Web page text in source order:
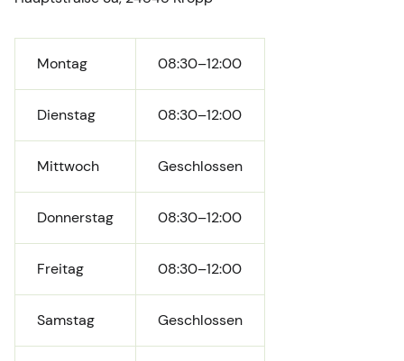
Montag 08:30–12:00
Dienstag 08:30–12:00
Mittwoch Geschlossen
Donnerstag 08:30–12:00
Freitag 08:30–12:00
Samstag Geschlossen